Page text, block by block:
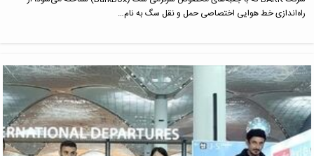
راه‌اندازی خط هوایی اختصاصی حمل و نقل سگ به نام…